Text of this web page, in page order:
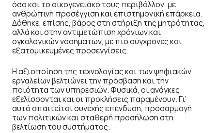
όσο και το οικογενειακό τους περιβάλλον, με
ανθρώπινη προσέγγιση και επιστημονική επάρκεια.
Δόθηκε, επίσης, βάρος στη στήριξη της μητρότητας,
αλλά και στην αντιμετώπιση χρόνιων και
ογκολογικών νοσημάτων, με πιο σύγχρονες και
εξατομικευμένες προσεγγίσεις.
Η αξιοποίηση της τεχνολογίας και των ψηφιακών
εργαλείων βελτιώνει την πρόσβαση και την
ποιότητα των υπηρεσιών. Φυσικά, οι ανάγκες
εξελίσσονται και οι προκλήσεις παραμένουν. Γι’
αυτό απαιτείται συνεχής επένδυση, προσαρμογή
των πολιτικών και σταθερή προσήλωση στη
βελτίωση του συστήματος.